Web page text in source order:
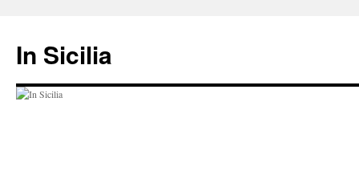
indhold
In Sicilia